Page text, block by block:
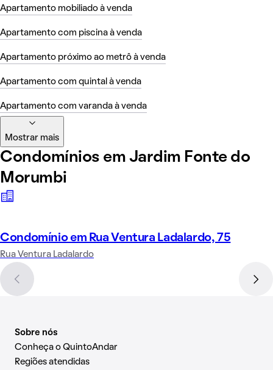
Apartamento mobiliado à venda
Apartamento com piscina à venda
Apartamento próximo ao metrô à venda
Apartamento com quintal à venda
Apartamento com varanda à venda
Mostrar mais
Condomínios em Jardim Fonte do
Morumbi
Condomínio em Rua Ventura Ladalardo, 75
Rua Ventura Ladalardo
Sobre nós
Conheça o QuintoAndar
Regiões atendidas